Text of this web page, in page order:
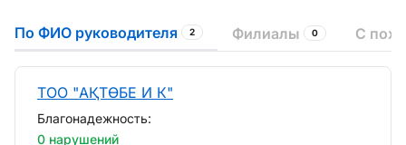
По ФИО руководителя 2 Филиалы 0 С
ТОО "АҚТӨБЕ И К"
Благонадежность:
0 нарушений